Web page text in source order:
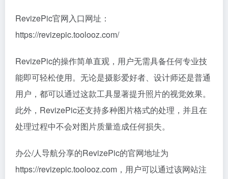
RevizePic官网入口网址：
https://revizepic.toolooz.com/
RevizePic的操作简单直观，用户无需具备任何专业技
能即可轻松使用。无论是摄影爱好者、设计师还是普通
用户，都可以通过这款工具显著提升照片的视觉效果。
此外，RevizePic还支持多种图片格式的处理，并且在
处理过程中不会对图片质量造成任何损失。
办公/人导航分享的RevizePic的官网地址为
https://revizepic.toolooz.com，用户可以通过该网站注